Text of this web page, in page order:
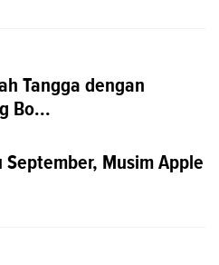
Tangga dengan
Bo...
Musim Apple